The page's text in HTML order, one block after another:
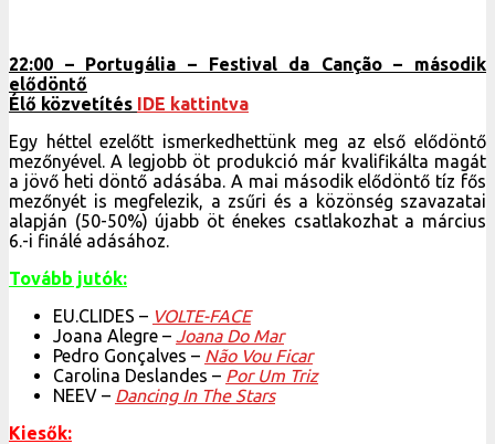
22:00 – Portugália – Festival da Canção – második
elődöntő
Élő közvetítés IDE kattintva
Egy héttel ezelőtt ismerkedhettünk meg az első elődöntő
mezőnyével. A legjobb öt produkció már kvalifikálta magát
a jövő heti döntő adásába. A mai második elődöntő tíz fős
mezőnyét is megfelezik, a zsűri és a közönség szavazatai
alapján (50-50%) újabb öt énekes csatlakozhat a március
6.-i finálé adásához.
Tovább jutók:
EU.CLIDES – VOLTE-FACE
Joana Alegre – Joana Do Mar
Pedro Gonçalves – Não Vou Ficar
Carolina Deslandes – Por Um Triz
NEEV – Dancing In The Stars
Kiesők: